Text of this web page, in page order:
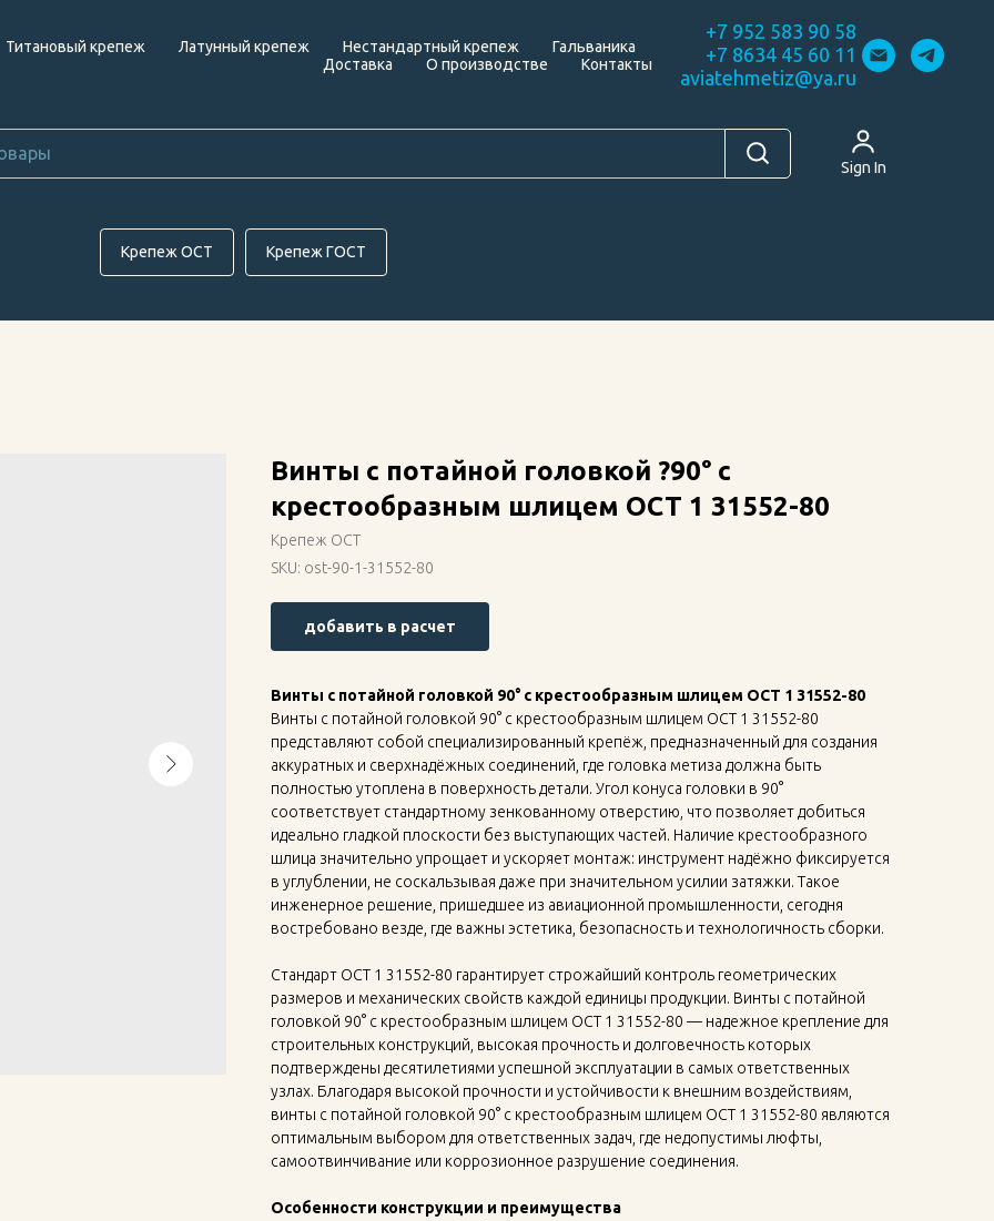
Титановый крепеж Латунный крепеж Нестандартный крепеж
Гальваника
Доставка
О производстве Контакты
+7 952 583 90 58
+7 8634 45 60 11
aviatehmetiz@ya.ru
Sign In
Крепеж ОСТ Крепеж ГОСТ
Винты с потайной головкой ?90° с
крестообразным шлицем ОСТ 1 31552-80
Крепеж ОСТ
SKU: ost-90-1-31552-80
добавить в расчет
Винты с потайной головкой 90° с крестообразным шлицем ОСТ 1 31552-80
Винты с потайной головкой 90° с крестообразным шлицем ОСТ 1 31552-80
представляют собой специализированный крепёж, предназначенный для создания
аккуратных и сверхнадёжных соединений, где головка метиза должна быть
полностью утоплена в поверхность детали. Угол конуса головки в 90°
соответствует стандартному зенкованному отверстию, что позволяет добиться
идеально гладкой плоскости без выступающих частей. Наличие крестообразного
шлица значительно упрощает и ускоряет монтаж: инструмент надёжно фиксируется
в углублении, не соскальзывая даже при значительном усилии затяжки. Такое
инженерное решение, пришедшее из авиационной промышленности, сегодня
востребовано везде, где важны эстетика, безопасность и технологичность сборки.
Стандарт ОСТ 1 31552-80 гарантирует строжайший контроль геометрических
размеров и механических свойств каждой единицы продукции. Винты с потайной
головкой 90° с крестообразным шлицем ОСТ 1 31552-80 — надежное крепление для
строительных конструкций, высокая прочность и долговечность которых
подтверждены десятилетиями успешной эксплуатации в самых ответственных
узлах. Благодаря высокой прочности и устойчивости к внешним воздействиям,
винты с потайной головкой 90° с крестообразным шлицем ОСТ 1 31552-80 являются
оптимальным выбором для ответственных задач, где недопустимы люфты,
самоотвинчивание или коррозионное разрушение соединения.
Особенности конструкции и преимущества